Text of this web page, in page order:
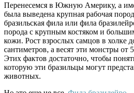
Перенесемся в Южную Америку, а
была выведена крупная рабочая
бразильская фила или фила
порода с крупным костяком и
кожи. Рост взрослых самцов в холке
сантиметров, а весят эти монстры
Этих фактов достаточно, чтобы
которую эти бразильцы могут
животных.